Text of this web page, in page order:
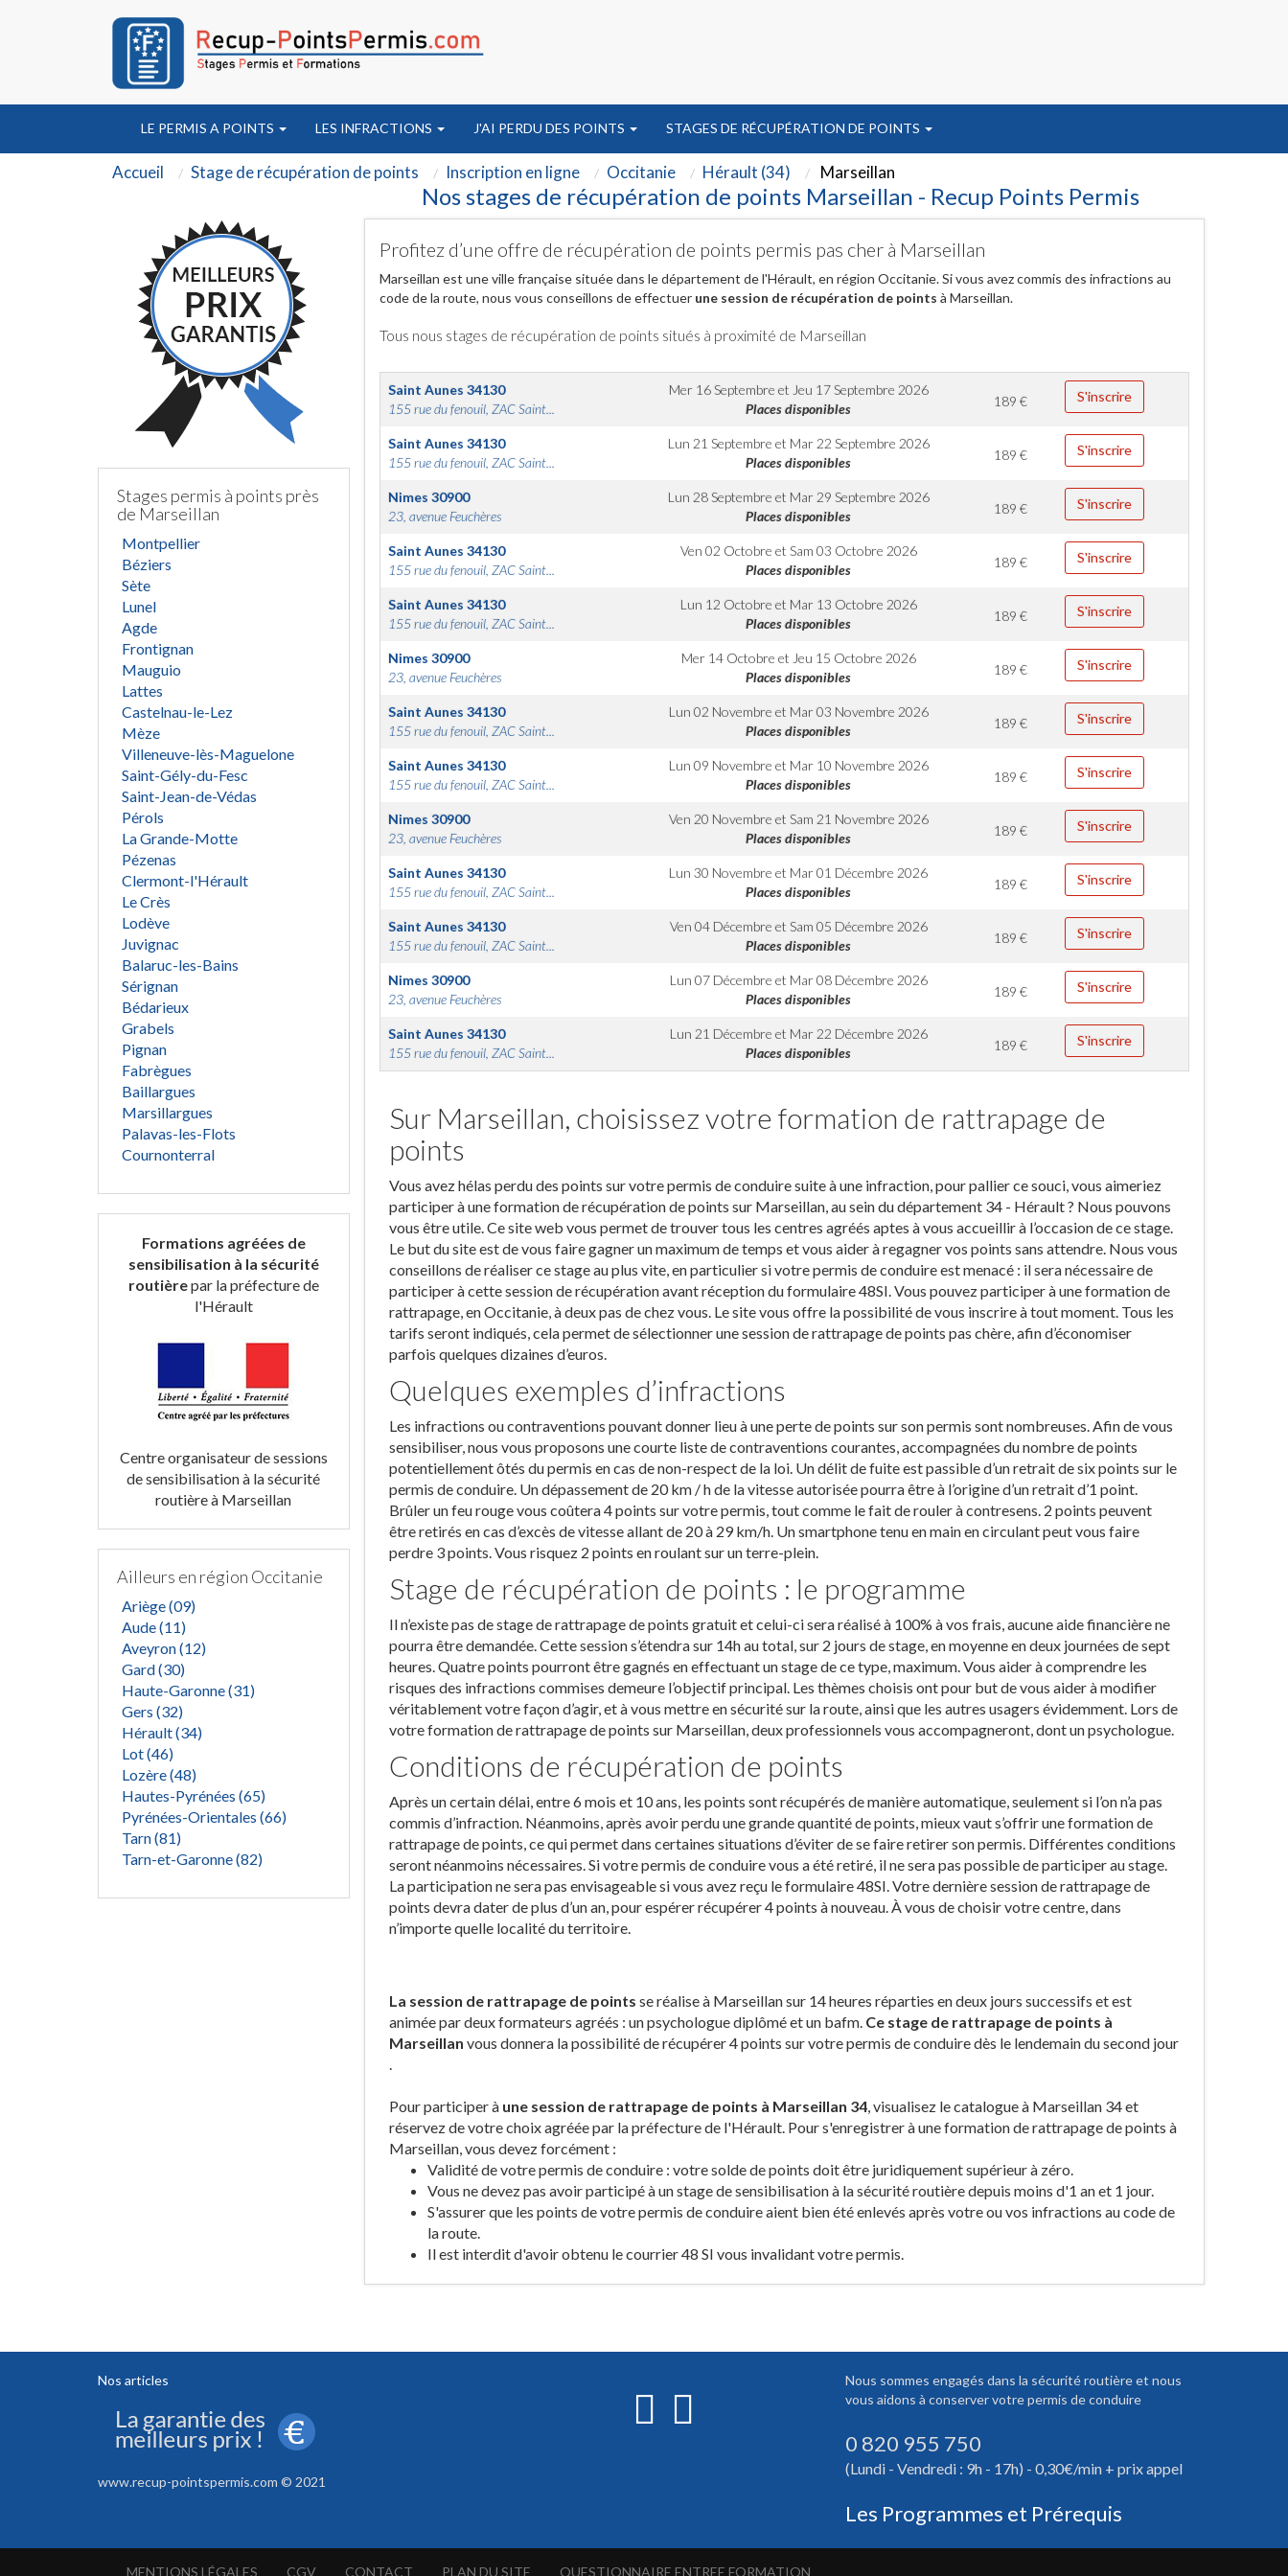
LE PERMIS A POINTS LES INFRACTIONS J'AI PERDU DES POINTS STAGES DE RÉCUPÉRATION DE POINTS
Accueil Stage de récupération de points Inscription en ligne Occitanie Hérault (34) Marseillan
Nos stages de récupération de points Marseillan - Recup Points Permis
Stages permis à points près
de Marseillan
Montpellier
Béziers
Sète
Lunel
Agde
Frontignan
Mauguio
Lattes
Castelnau-le-Lez
Mèze
Villeneuve-lès-Maguelone
Saint-Gély-du-Fesc
Saint-Jean-de-Védas
Pérols
La Grande-Motte
Pézenas
Clermont-l'Hérault
Le Crès
Lodève
Juvignac
Balaruc-les-Bains
Sérignan
Bédarieux
Grabels
Pignan
Fabrègues
Baillargues
Marsillargues
Palavas-les-Flots
Cournonterral
Formations agréées de
sensibilisation à la sécurité
routièrepar la préfecture de
l'Hérault
Centre organisateur de sessions
de sensibilisation à la sécurité
routière à Marseillan
Ailleurs en région Occitanie
Ariège (09)
Aude (11)
Aveyron (12)
Gard (30)
Haute-Garonne (31)
Gers (32)
Hérault (34)
Lot (46)
Lozère (48)
Hautes-Pyrénées (65)
Pyrénées-Orientales (66)
Tarn (81)
Tarn-et-Garonne (82)
Profitez d’une offre de récupération de points permis pas cher à Marseillan
Marseillan est une ville française située dans le département de l'Hérault, en région Occitanie. Si vous avez commis des infractions au
code de la route, nous vous conseillons de effectuer une session de récupération de points à Marseillan.
Tous nous stages de récupération de points situés à proximité de Marseillan
Saint Aunes 34130
155 rue du fenouil, ZAC Saint...
Mer 16 Septembre et Jeu 17 Septembre 2026
Places disponibles
189€ S'inscrire
Saint Aunes 34130
155 rue du fenouil, ZAC Saint...
Lun 21 Septembre et Mar 22 Septembre 2026
Places disponibles
189€ S'inscrire
Nimes 30900
23, avenue Feuchères
Lun 28 Septembre et Mar 29 Septembre 2026
Places disponibles
189€ S'inscrire
Saint Aunes 34130
155 rue du fenouil, ZAC Saint...
Ven 02 Octobre et Sam 03 Octobre 2026
Places disponibles
189€ S'inscrire
Saint Aunes 34130
155 rue du fenouil, ZAC Saint...
Lun 12 Octobre et Mar 13 Octobre 2026
Places disponibles
189€ S'inscrire
Nimes 30900
23, avenue Feuchères
Mer 14 Octobre et Jeu 15 Octobre 2026
Places disponibles
189€ S'inscrire
Saint Aunes 34130
155 rue du fenouil, ZAC Saint...
Lun 02 Novembre et Mar 03 Novembre 2026
Places disponibles
189€ S'inscrire
Saint Aunes 34130
155 rue du fenouil, ZAC Saint...
Lun 09 Novembre et Mar 10 Novembre 2026
Places disponibles
189€ S'inscrire
Nimes 30900
23, avenue Feuchères
Ven 20 Novembre et Sam 21 Novembre 2026
Places disponibles
189€ S'inscrire
Saint Aunes 34130
155 rue du fenouil, ZAC Saint...
Lun 30 Novembre et Mar 01 Décembre 2026
Places disponibles
189€ S'inscrire
Saint Aunes 34130
155 rue du fenouil, ZAC Saint...
Ven 04 Décembre et Sam 05 Décembre 2026
Places disponibles
189€ S'inscrire
Nimes 30900
23, avenue Feuchères
Lun 07 Décembre et Mar 08 Décembre 2026
Places disponibles
189€ S'inscrire
Saint Aunes 34130
155 rue du fenouil, ZAC Saint...
Lun 21 Décembre et Mar 22 Décembre 2026
Places disponibles
189€ S'inscrire
Sur Marseillan, choisissez votre formation de rattrapage de
points
Vous avez hélas perdu des points sur votre permis de conduire suite à une infraction, pour pallier ce souci, vous aimeriez
participer à une formation de récupération de points sur Marseillan, au sein du département 34 - Hérault ? Nous pouvons
vous être utile. Ce site web vous permet de trouver tous les centres agréés aptes à vous accueillir à l’occasion de ce stage.
Le but du site est de vous faire gagner un maximum de temps et vous aider à regagner vos points sans attendre. Nous vous
conseillons de réaliser ce stage au plus vite, en particulier si votre permis de conduire est menacé : il sera nécessaire de
participer à cette session de récupération avant réception du formulaire 48SI. Vous pouvez participer à une formation de
rattrapage, en Occitanie, à deux pas de chez vous. Le site vous offre la possibilité de vous inscrire à tout moment. Tous les
tarifs seront indiqués, cela permet de sélectionner une session de rattrapage de points pas chère, afin d’économiser
parfois quelques dizaines d’euros.
Quelques exemples d’infractions
Les infractions ou contraventions pouvant donner lieu à une perte de points sur son permis sont nombreuses. Afin de vous
sensibiliser, nous vous proposons une courte liste de contraventions courantes, accompagnées du nombre de points
potentiellement ôtés du permis en cas de non-respect de la loi. Un délit de fuite est passible d’un retrait de six points sur le
permis de conduire. Un dépassement de 20 km / h de la vitesse autorisée pourra être à l’origine d’un retrait d’1 point.
Brûler un feu rouge vous coûtera 4 points sur votre permis, tout comme le fait de rouler à contresens. 2 points peuvent
être retirés en cas d’excès de vitesse allant de 20 à 29 km/h. Un smartphone tenu en main en circulant peut vous faire
perdre 3 points. Vous risquez 2 points en roulant sur un terre-plein.
Stage de récupération de points : le programme
Il n’existe pas de stage de rattrapage de points gratuit et celui-ci sera réalisé à 100% à vos frais, aucune aide financière ne
pourra être demandée. Cette session s’étendra sur 14h au total, sur 2 jours de stage, en moyenne en deux journées de sept
heures. Quatre points pourront être gagnés en effectuant un stage de ce type, maximum. Vous aider à comprendre les
risques des infractions commises demeure l’objectif principal. Les thèmes choisis ont pour but de vous aider à modifier
véritablement votre façon d’agir, et à vous mettre en sécurité sur la route, ainsi que les autres usagers évidemment. Lors de
votre formation de rattrapage de points sur Marseillan, deux professionnels vous accompagneront, dont un psychologue.
Conditions de récupération de points
Après un certain délai, entre 6 mois et 10 ans, les points sont récupérés de manière automatique, seulement si l’on n’a pas
commis d’infraction. Néanmoins, après avoir perdu une grande quantité de points, mieux vaut s’offrir une formation de
rattrapage de points, ce qui permet dans certaines situations d’éviter de se faire retirer son permis. Différentes conditions
seront néanmoins nécessaires. Si votre permis de conduire vous a été retiré, il ne sera pas possible de participer au stage.
La participation ne sera pas envisageable si vous avez reçu le formulaire 48SI. Votre dernière session de rattrapage de
points devra dater de plus d’un an, pour espérer récupérer 4 points à nouveau. À vous de choisir votre centre, dans
n’importe quelle localité du territoire.
La session de rattrapage de points se réalise à Marseillan sur 14 heures réparties en deux jours successifs et est
animée par deux formateurs agréés : un psychologue diplômé et un bafm. Ce stage de rattrapage de points à
Marseillan vous donnera la possibilité de récupérer 4 points sur votre permis de conduire dès le lendemain du second jour
.
Pour participer à une session de rattrapage de points à Marseillan 34, visualisez le catalogue à Marseillan 34 et
réservez de votre choix agréée par la préfecture de l'Hérault. Pour s'enregistrer à une formation de rattrapage de points à
Marseillan, vous devez forcément :
Validité de votre permis de conduire : votre solde de points doit être juridiquement supérieur à zéro.
Vous ne devez pas avoir participé à un stage de sensibilisation à la sécurité routière depuis moins d'1 an et 1 jour.
S'assurer que les points de votre permis de conduire aient bien été enlevés après votre ou vos infractions au code de
la route.
Il est interdit d'avoir obtenu le courrier 48 SI vous invalidant votre permis.
Nos articles
www.recup-pointspermis.com © 2021
Nous sommes engagés dans la sécurité routière et nous
vous aidons à conserver votre permis de conduire
0 820 955 750
(Lundi - Vendredi : 9h - 17h) - 0,30€/min + prix appel
Les Programmes et Prérequis
MENTIONS LÉGALES CGV CONTACT PLAN DU SITE QUESTIONNAIRE ENTREE FORMATION